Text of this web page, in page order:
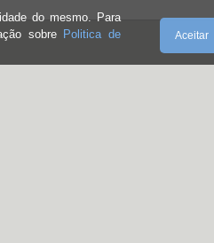
do mesmo. Para
sobre Politica de
Aceitar